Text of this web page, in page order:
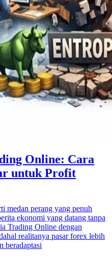
Online: Cara
untuk Profit
medan perang yang penuh
ekonomi yang datang tanpa
Trading Online dengan
realitanya pasar forex lebih
beradaptasi